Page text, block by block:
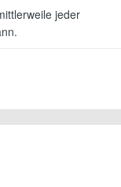
jeder